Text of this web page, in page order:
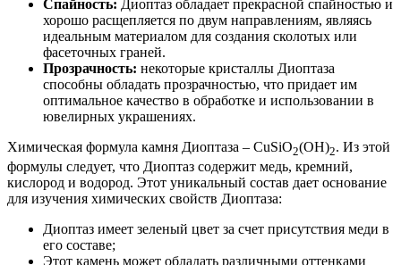
Спайность: Диоптаз обладает прекрасной спайностью и
хорошо расщепляется по двум направлениям, являясь
идеальным материалом для создания сколотых или
фасеточных граней.
Прозрачность: некоторые кристаллы Диоптаза
способны обладать прозрачностью, что придает им
оптимальное качество в обработке и использовании в
ювелирных украшениях.
Химическая формула камня Диоптаза – CuSiO2(OH)2. Из этой
формулы следует, что Диоптаз содержит медь, кремний,
кислород и водород. Этот уникальный состав дает основание
для изучения химических свойств Диоптаза:
Диоптаз имеет зеленый цвет за счет присутствия меди в
его составе;
Этот камень может обладать различными оттенками